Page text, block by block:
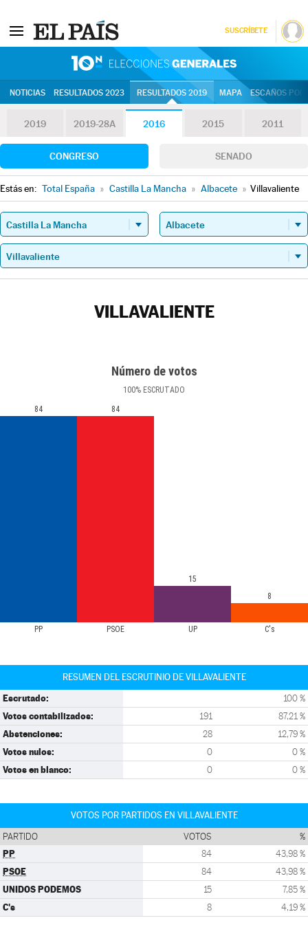
SUSCRÍBETE
NOTICIAS RESULTADOS 2023 RESULTADOS 2019 MAPA ESCAÑOS
2019 2019-28A 2016 2015 2011
CONGRESO SENADO
Estás en: Total España » Castilla La Mancha » Albacete » Villavaliente
VILLAVALIENTE
Número de votos
100% ESCRUTADO
PP PSOE UP C's
84 84
15
8
RESUMEN DEL ESCRUTINIO DE VILLAVALIENTE
Escrutado: 100 %
Votos contabilizados: 191 87,21 %
Abstenciones: 28 12,79 %
Votos nulos: 0 0 %
Votos en blanco: 0 0 %
VOTOS POR PARTIDOS EN VILLAVALIENTE
PARTIDO VOTOS %
PP 84 43,98 %
PSOE 84 43,98 %
UNIDOS PODEMOS 15 7,85 %
C's 8 4,19 %